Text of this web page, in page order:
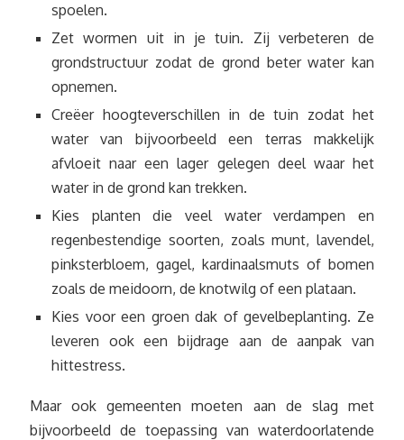
spoelen.
Zet wormen uit in je tuin. Zij verbeteren de
grondstructuur zodat de grond beter water kan
opnemen.
Creëer hoogteverschillen in de tuin zodat het
water van bijvoorbeeld een terras makkelijk
afvloeit naar een lager gelegen deel waar het
water in de grond kan trekken.
Kies planten die veel water verdampen en
regenbestendige soorten, zoals munt, lavendel,
pinksterbloem, gagel, kardinaalsmuts of bomen
zoals de meidoorn, de knotwilg of een plataan.
Kies voor een groen dak of gevelbeplanting. Ze
leveren ook een bijdrage aan de aanpak van
hittestress.
Maar ook gemeenten moeten aan de slag met
bijvoorbeeld de toepassing van waterdoorlatende